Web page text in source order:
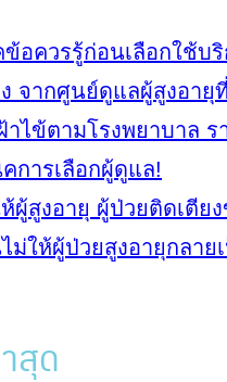
อควรรู้ก่อนเลือกใช้บ
จากศูนย์ดูแลผู้สูงอายุ
าไข้ตามโรงพยาบาล ร
การเลือกผู้ดูแล!
ผู้สูงอายุ ผู้ป่วยติดเตีย
ม่ให้ผู้ป่วยสูงอายุกลาย
สุด